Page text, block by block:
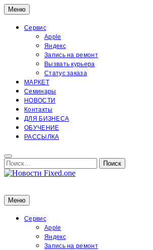
Перейти
к
содержимому
Меню
Сервис
Apple
Яндекс
Запись на ремонт
Вызвать курьера
Статус заказа
МАРКЕТ
Семинары
НОВОСТИ
Контакты
ДЛЯ БИЗНЕСА
ОБУЧЕНИЕ
РАССЫЛКА
Поиск:
Поиск
Новости Fixed.one
Меню
Сервис
Apple
Яндекс
Запись на ремонт